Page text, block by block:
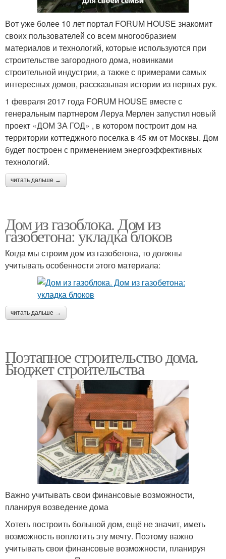
Вот уже более 10 лет портал FORUM HOUSE знакомит
своих пользователей со всем многообразием
материалов и технологий, которые используются при
строительстве загородного дома, новинками
строительной индустрии, а также с примерами самых
интересных домов, рассказывая истории из первых рук.
1 февраля 2017 года FORUM HOUSE вместе с
генеральным партнером Леруа Мерлен запустил новый
проект «ДОМ ЗА ГОД» , в котором построит дом на
территории коттеджного поселка в 45 км от Москвы. Дом
будет построен с применением энергоэффективных
технологий.
читать дальше →
Дом из газоблока. Дом из
газобетона: укладка блоков
Когда мы строим дом из газобетона, то должны
учитывать особенности этого материала:
читать дальше →
Поэтапное строительство дома.
Бюджет строительства
Важно учитывать свои финансовые возможности,
планируя возведение дома
Хотеть построить большой дом, ещё не значит, иметь
возможность воплотить эту мечту. Поэтому важно
учитывать свои финансовые возможности, планируя